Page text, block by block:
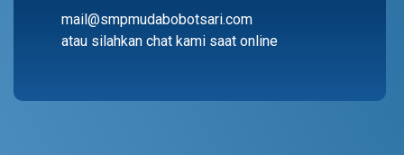
mail@smpmudabobotsari.com
atau silahkan chat kami saat online